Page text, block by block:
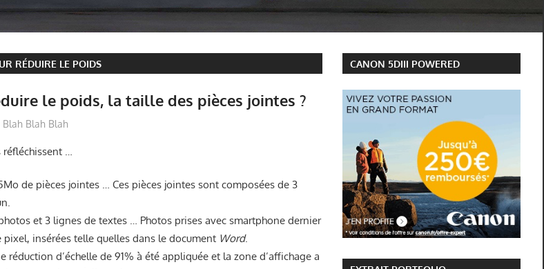
RÉDUIRE LE POIDS
le poids, la taille des pièces jointes ?
Blah Blah Blah
…
de pièces jointes … Ces pièces jointes sont composées de 3
et 3 lignes de textes … Photos prises avec smartphone dernier
insérées telle quelles dans le document Word.
réduction d’échelle de 91% à été appliquée et la zone d’affichage a
CANON 5DIII POWERED